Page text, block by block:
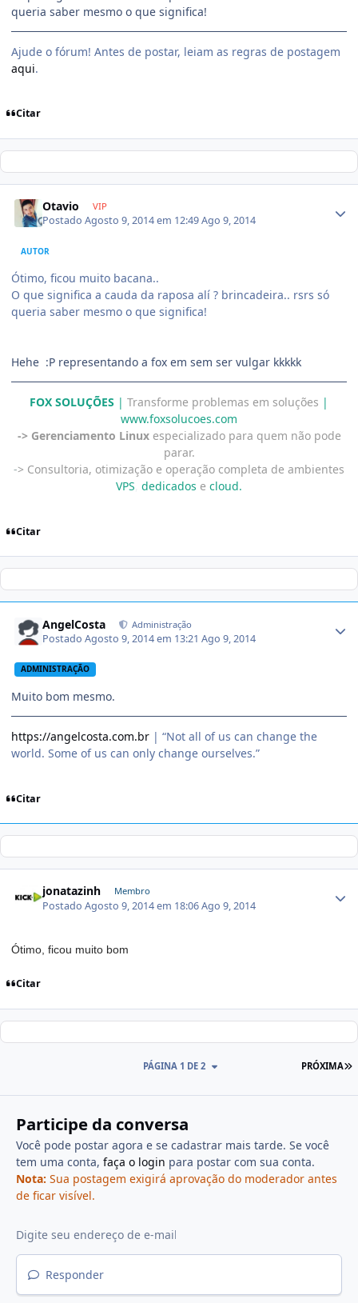
queria saber mesmo o que significa!
Ajude o fórum! Antes de postar, leiam as regras de postagem
aqui.
Citar
Otavio VIP
PostadoAgosto 9, 2014 em 12:49Ago 9, 2014
AUTOR
Ótimo, ficou muito bacana..
O que significa a cauda da raposa alí ? brincadeira.. rsrs só
queria saber mesmo o que significa!
Hehe :P representando a fox em sem ser vulgar kkkkk
FOX SOLUÇÕES | Transforme problemas em soluções |
www.foxsolucoes.com
-> Gerenciamento Linuxespecializado para quem não pode
parar.
-> Consultoria, otimização e operação completa de ambientes
VPS dedicados e cloud.
Citar
AngelCosta Administração
PostadoAgosto 9, 2014 em 13:21Ago 9, 2014
ADMINISTRAÇÃO
Muito bom mesmo.
https://angelcosta.com.br | “Not all of us can change the
world. Some of us can only change ourselves.”
Citar
jonatazinh Membro
PostadoAgosto 9, 2014 em 18:06Ago 9, 2014
Ótimo, ficou muito bom
Citar
PRÓXIMA
PÁGINA 1 DE 2
Participe da conversa
Você pode postar agora e se cadastrar mais tarde. Se você
tem uma conta, faça o login para postar com sua conta.
Nota: Sua postagem exigirá aprovação do moderador antes
de ficar visível.
Responder